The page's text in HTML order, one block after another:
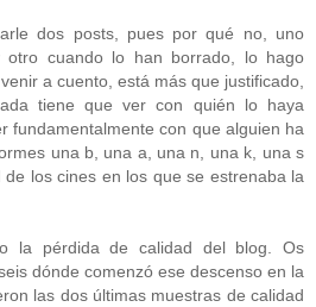
dos posts, pues por qué no, uno
otro cuando lo han borrado, lo hago
a cuento, está más que justificado,
tiene que ver con quién lo haya
fundamentalmente con que alguien ha
una b, una a, una n, una k, una s
los cines en los que se estrenaba la
la pérdida de calidad del blog. Os
dónde comenzó ese descenso en la
las dos últimas muestras de calidad